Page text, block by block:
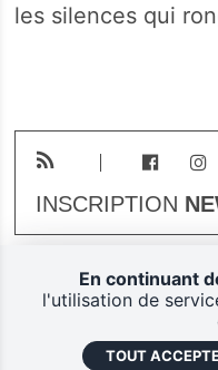
les silences qui
INSCRIPTION
Plan du site
Politique de
En continuant
l'utilisation de
TOUT